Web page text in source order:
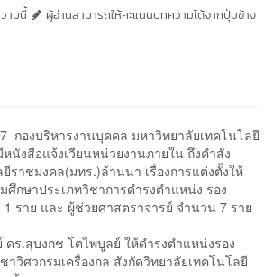
ามนี้
ผู้อ่านสามารถให้คะแนนบทความได้จากปุ่มข้าง
กองบริหารงานบุคคล มหาวิทยาลัยเทคโนโลยี
นังสือแจ้งเวียนหน่วยงานภายใน ถึงคำสั่ง
ราชมงคล(มทร.)ล้านนา เรื่องการแต่งตั้งให้
กษาประเภทวิชาการดำรงตำแหน่ง รอง
ราย และ ผู้ช่วยศาสตราจารย์ จำนวน 7 ราย
ดร.สุบงกช โตไพบูลย์ ให้ดำรงตำแหน่งรอง
วิศวกรมเครื่องกล สังกัดวิทยาลัยเทคโนโลยี